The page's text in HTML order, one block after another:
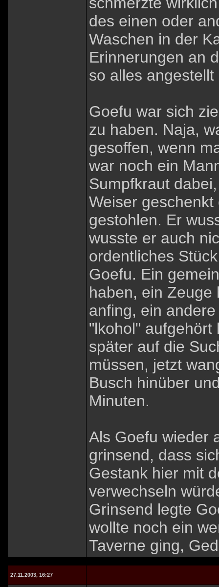
des einen oder
Waschen in der
Erinnerungen an
so alles angestellt
Goefu war sich
zu haben. Naja,
gesoffen, wenn
war noch ein
Sumpfkraut
Weiser
gestohlen. Er
wusste er auch
ordentliches
Goefu. Ein
haben, ein Zeuge
anfing, ein
"lkohol" aufgehört
später auf die
müssen, jetzt
Busch hinüber
Minuten.
Als Goefu wieder
grinsend, dass
Gestank hier mit
verwechseln
Grinsend legte
wollte noch ein
Taverne ging,
27.11.2003, 16:27